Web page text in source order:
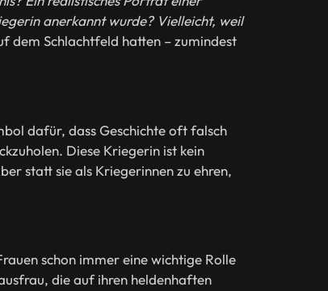
anerkannt wurde? Vielleicht, weil
dem Schlachtfeld hatten – zumindest
dafür, dass Geschichte oft falsch
Diese Kriegerin ist kein
statt sie als Kriegerinnen zu ehren,
schon immer eine wichtige Rolle
die auf ihren heldenhaften